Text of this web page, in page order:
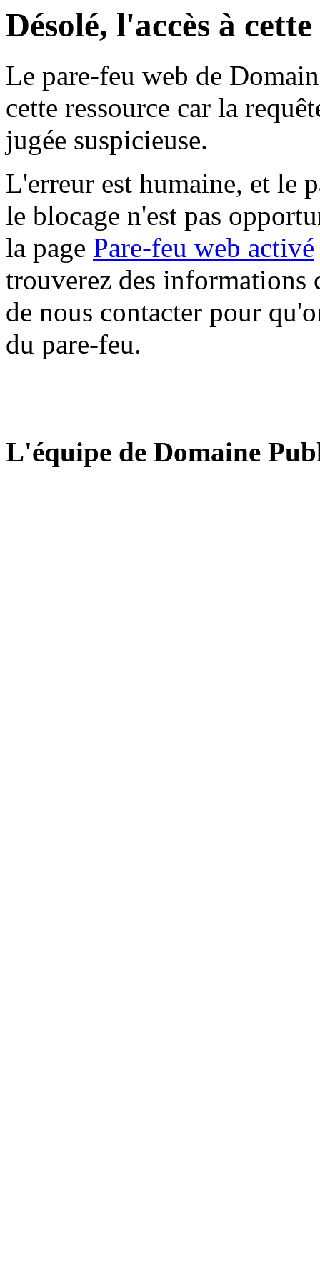
Désolé, l'accès à
Le pare-feu web de
cette ressource car la
jugée suspicieuse.
L'erreur est humaine, et le
le blocage n'est pas
la page Pare-feu web activé
trouverez des informations
de nous contacter pour
du pare-feu.
L'équipe de Domaine